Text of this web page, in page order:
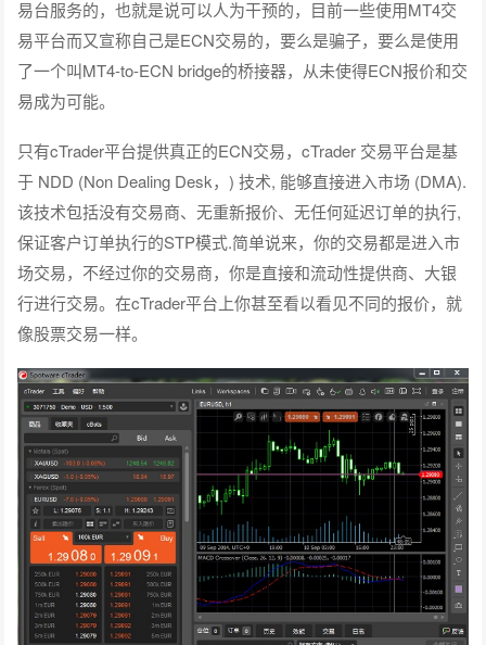
易台服务的，也就是说可以人为干预的，目前一些使用MT4交
易平台而又宣称自己是ECN交易的，要么是骗子，要么是使用
了一个叫MT4-to-ECN bridge的桥接器，从未使得ECN报价和交
易成为可能。
只有cTrader平台提供真正的ECN交易，cTrader 交易平台是基
于 NDD (Non Dealing Desk，) 技术, 能够直接进入市场 (DMA).
该技术包括没有交易商、无重新报价、无任何延迟订单的执行,
保证客户订单执行的STP模式.简单说来，你的交易都是进入市
场交易，不经过你的交易商，你是直接和流动性提供商、大银
行进行交易。在cTrader平台上你甚至看以看见不同的报价，就
像股票交易一样。